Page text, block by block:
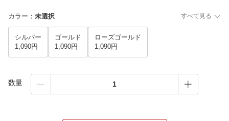
カラー ： 未選択 すべて見る
シルバー
1,090円
ゴールド
1,090円
ローズゴールド
1,090円
数量